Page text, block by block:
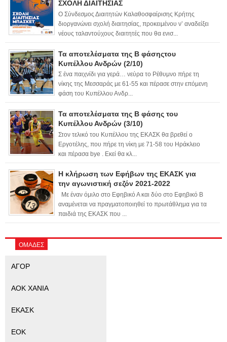
ΣΧΟΛΗ ΔΙΑΙΤΗΣΙΑΣ
Ο Σύνδεσμος Διαιτητών Καλαθοσφαίρισης Κρήτης
διοργανώνει σχολή διαιτησίας, προκειμένου ν’ αναδείξει
νέους ταλαντούχους διαιτητές που θα ενισ...
Τα αποτελέσματα της Β φάσηςτου
Κυπέλλου Ανδρών (2/10)
Σ ένα παιχνίδι για γερά… νεύρα το Ρέθυμνο πήρε τη
νίκης της Μεσσαράς με 61-55 και πέρασε στην επόμενη
φάση του Κυπέλλου Ανδρ...
Τα αποτελέσματα της Β φάσης του
Κυπέλλου Ανδρών (3/10)
Στον τελικό του Κυπέλλου της ΕΚΑΣΚ θα βρεθεί ο
Εργοτέλης, που πήρε τη νίκη με 71-58 του Ηράκλειο
και πέρασα bye . Εκεί θα κλ...
Η κλήρωση των Εφήβων της ΕΚΑΣΚ για
την αγωνιστική σεζόν 2021-2022
Με έναν όμιλο στο Εφηβικό Α και δύο στο Εφηβικό Β
αναμένεται να πραγματοποιηθεί το πρωτάθλημα για τα
παιδιά της ΕΚΑΣΚ που ...
ΟΜΑΔΕΣ
ΑΓΟΡ
ΑΟΚ ΧΑΝΙΑ
ΕΚΑΣΚ
ΕΟΚ